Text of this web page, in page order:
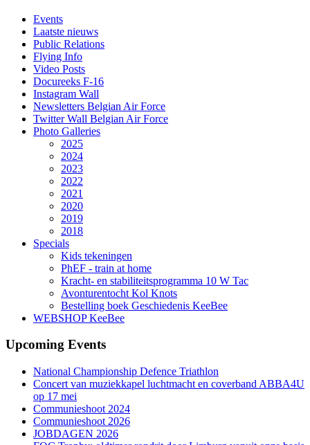
Events
Laatste nieuws
Public Relations
Flying Info
Video Posts
Docureeks F-16
Instagram Wall
Newsletters Belgian Air Force
Twitter Wall Belgian Air Force
Photo Galleries
2025
2024
2023
2022
2021
2020
2019
2018
Specials
Kids tekeningen
PhEF - train at home
Kracht- en stabiliteitsprogramma 10 W Tac
Avonturentocht Kol Knots
Bestelling boek Geschiedenis KeeBee
WEBSHOP KeeBee
Upcoming Events
National Championship Defence Triathlon
Concert van muziekkapel luchtmacht en coverband ABBA4U
op 17 mei
Communieshoot 2024
Communieshoot 2026
JOBDAGEN 2026